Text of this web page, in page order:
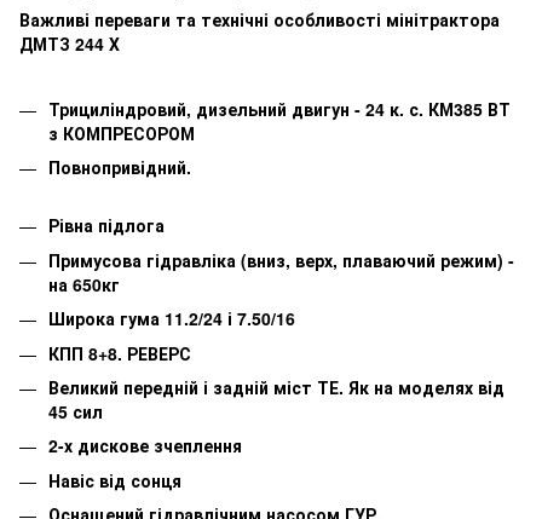
Важливі переваги та технічні особливості мінітрактора
ДМТЗ 244 Х
Трициліндровий, дизельний двигун - 24 к. с. КМ385 ВТ
з КОМПРЕСОРОМ
Повнопривідний.
Рівна підлога
Примусова гідравліка (вниз, верх, плаваючий режим) -
на 650кг
Широка гума 11.2/24 і 7.50/16
КПП 8+8. РЕВЕРС
Великий передній і задній міст ТЕ. Як на моделях від
45 сил
2-х дискове зчеплення
Навіс від сонця